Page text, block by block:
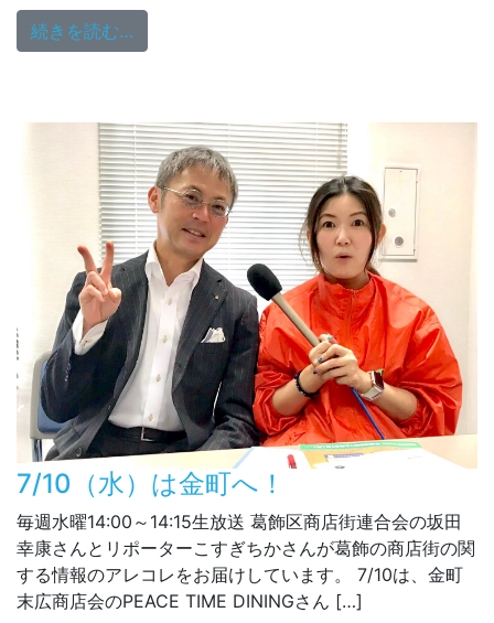
続きを読む…
7/10（水）は金町へ！
毎週水曜14:00～14:15生放送 葛飾区商店街連合会の坂田
幸康さんとリポーターこすぎちかさんが葛飾の商店街の関
する情報のアレコレをお届けしています。 7/10は、金町
末広商店会のPEACE TIME DININGさん […]